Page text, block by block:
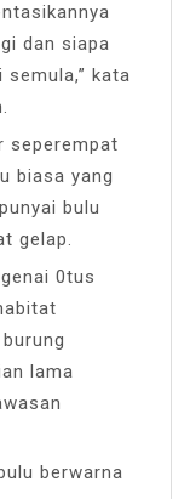
dan siapa
kata
seperempat
biasa yang
bulu
gelap.
0tus
lama
berwarna